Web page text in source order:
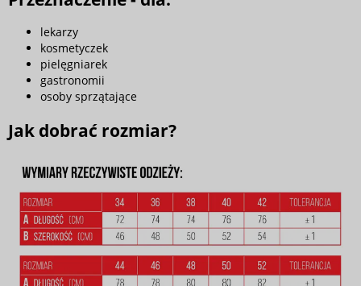
lekarzy
kosmetyczek
pielęgniarek
gastronomii
osoby sprzątające
Jak dobrać rozmiar?